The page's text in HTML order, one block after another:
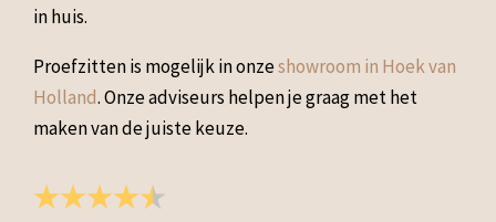
in huis.
Proefzitten is mogelijk in onzeshowroom in Hoek van
Holland. Onze adviseurs helpen je graag met het
maken van de juiste keuze.